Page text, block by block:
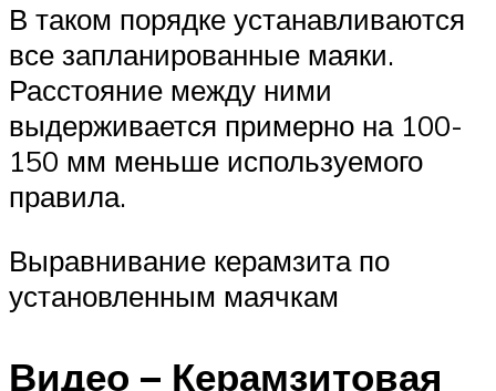
В таком порядке устанавливаются
все запланированные маяки.
Расстояние между ними
выдерживается примерно на 100-
150 мм меньше используемого
правила.
Выравнивание керамзита по
установленным маячкам
Видео – Керамзитовая